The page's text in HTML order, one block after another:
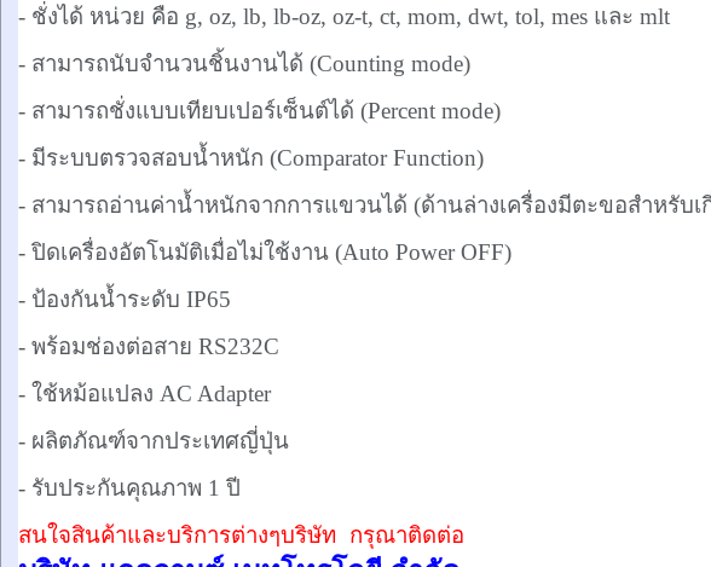
- ชั่งได้ หน่วย คือ g, oz, lb, lb-oz, oz-t, ct, mom, dwt, tol, mes และ mlt
- สามารถนับจำนวนชิ้นงานได้ (Counting mode)
- สามารถชั่งแบบเทียบเปอร์เซ็นต์ได้ (Percent mode)
- มีระบบตรวจสอบน้ำหนัก (Comparator Function)
- สามารถอ่านค่าน้ำหนักจากการแขวนได้ (ด้านล่างเครื่องมีตะขอสำหรับเ
- ปิดเครื่องอัตโนมัติเมื่อไม่ใช้งาน (Auto Power OFF)
- ป้องกันน้ำระดับ IP65
- พร้อมช่องต่อสาย RS232C
- ใช้หม้อแปลง AC Adapter
- ผลิตภัณฑ์จากประเทศญี่ปุ่น
- รับประกันคุณภาพ 1 ปี
สนใจสินค้าและบริการต่างๆบริษัท กรุณาติดต่อ